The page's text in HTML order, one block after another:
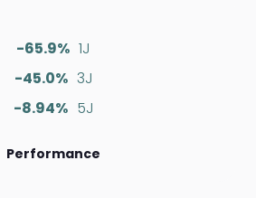
-65.9% 1J
-45.0% 3J
-8.94% 5J
Performance